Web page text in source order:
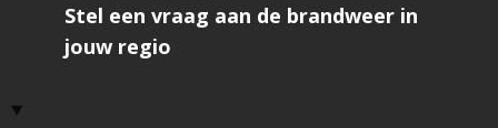
Stel een vraag aan de brandweer in
jouw regio